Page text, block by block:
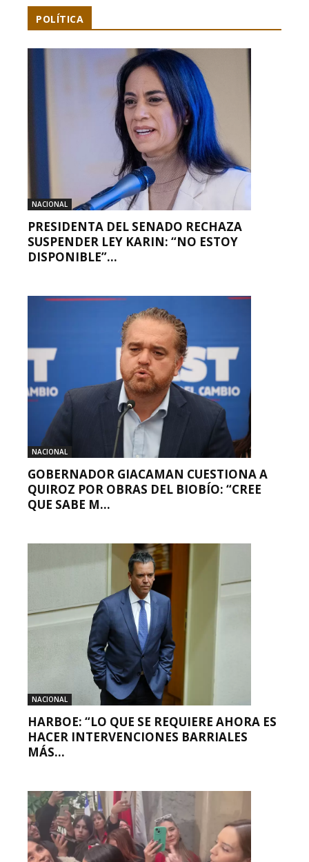
POLÍTICA
NACIONAL
PRESIDENTA DEL SENADO RECHAZA
SUSPENDER LEY KARIN: “NO ESTOY
DISPONIBLE”...
NACIONAL
GOBERNADOR GIACAMAN CUESTIONA A
QUIROZ POR OBRAS DEL BIOBÍO: “CREE
QUE SABE M...
NACIONAL
HARBOE: “LO QUE SE REQUIERE AHORA ES
HACER INTERVENCIONES BARRIALES
MÁS...